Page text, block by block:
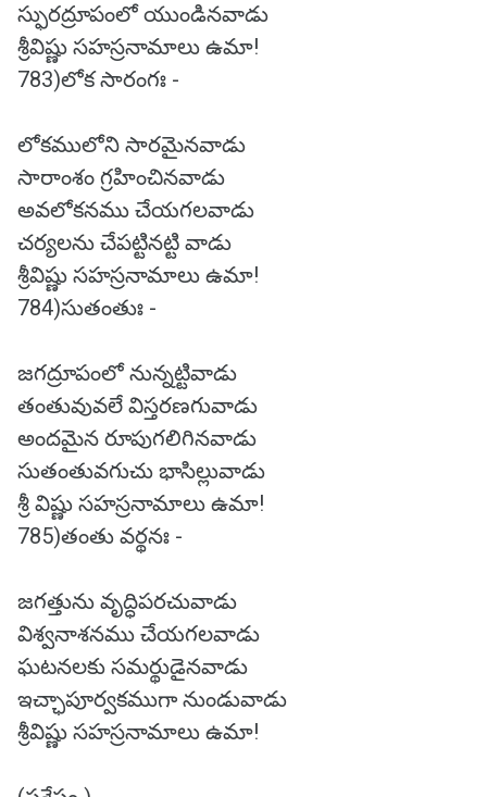
స్ఫురద్రూపంలో యుండినవాడు
శ్రీవిష్ణు సహస్రనామాలు ఉమా!
783)లోక సారంగః -
లోకములోని సారమైనవాడు
సారాంశం గ్రహించినవాడు
అవలోకనము చేయగలవాడు
చర్యలను చేపట్టినట్టి వాడు
శ్రీవిష్ణు సహస్రనామాలు ఉమా!
784)సుతంతుః -
జగద్రూపంలో నున్నట్టివాడు
తంతువువలే విస్తరణగువాడు
అందమైన రూపుగలిగినవాడు
సుతంతువగుచు భాసిల్లువాడు
శ్రీ విష్ణు సహస్రనామాలు ఉమా!
785)తంతు వర్థనః -
జగత్తును వృద్ధిపరచువాడు
విశ్వనాశనము చేయగలవాడు
ఘటనలకు సమర్థుడైనవాడు
ఇచ్ఛాపూర్వకముగా నుండువాడు
శ్రీవిష్ణు సహస్రనామాలు ఉమా!